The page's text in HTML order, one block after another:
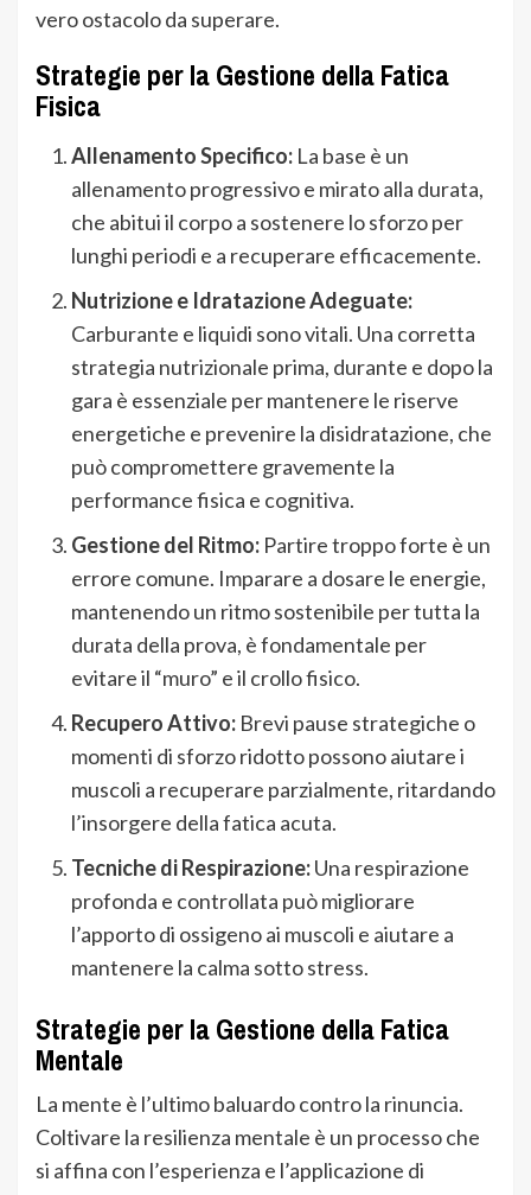
vero ostacolo da superare.
Strategie per la Gestione della Fatica
Fisica
Allenamento Specifico: La base è un
allenamento progressivo e mirato alla durata,
che abitui il corpo a sostenere lo sforzo per
lunghi periodi e a recuperare efficacemente.
Nutrizione e Idratazione Adeguate:
Carburante e liquidi sono vitali. Una corretta
strategia nutrizionale prima, durante e dopo la
gara è essenziale per mantenere le riserve
energetiche e prevenire la disidratazione, che
può compromettere gravemente la
performance fisica e cognitiva.
Gestione del Ritmo: Partire troppo forte è un
errore comune. Imparare a dosare le energie,
mantenendo un ritmo sostenibile per tutta la
durata della prova, è fondamentale per
evitare il “muro” e il crollo fisico.
Recupero Attivo: Brevi pause strategiche o
momenti di sforzo ridotto possono aiutare i
muscoli a recuperare parzialmente, ritardando
l’insorgere della fatica acuta.
Tecniche di Respirazione:Una respirazione
profonda e controllata può migliorare
l’apporto di ossigeno ai muscoli e aiutare a
mantenere la calma sotto stress.
Strategie per la Gestione della Fatica
Mentale
La mente è l’ultimo baluardo contro la rinuncia.
Coltivare la resilienza mentale è un processo che
si affina con l’esperienza e l’applicazione di